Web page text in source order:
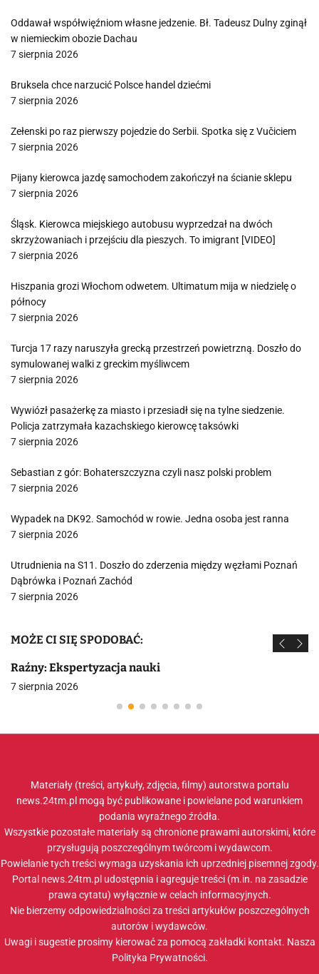
Oddawał współwięźniom własne jedzenie. Bł. Tadeusz Dulny zginął
w niemieckim obozie Dachau
7 sierpnia 2026
Bruksela chce narzucić Polsce handel dziećmi
7 sierpnia 2026
Zełenski po raz pierwszy pojedzie do Serbii. Spotka się z Vučiciem
7 sierpnia 2026
Pijany kierowca jazdę samochodem zakończył na ścianie sklepu
7 sierpnia 2026
Śląsk. Kierowca miejskiego autobusu wyprzedzał na dwóch
skrzyżowaniach i przejściu dla pieszych. To imigrant [VIDEO]
7 sierpnia 2026
Hiszpania grozi Włochom odwetem. Ultimatum mija w niedzielę o
północy
7 sierpnia 2026
Turcja 17 razy naruszyła grecką przestrzeń powietrzną. Doszło do
symulowanej walki z greckim myśliwcem
7 sierpnia 2026
Wywiózł pasażerkę za miasto i przesiadł się na tylne siedzenie.
Policja zatrzymała kazachskiego kierowcę taksówki
7 sierpnia 2026
Sebastian z gór: Bohaterszczyzna czyli nasz polski problem
7 sierpnia 2026
Wypadek na DK92. Samochód w rowie. Jedna osoba jest ranna
7 sierpnia 2026
Utrudnienia na S11. Doszło do zderzenia między węzłami Poznań
Dąbrówka i Poznań Zachód
7 sierpnia 2026
MOŻE CI SIĘ SPODOBAĆ:
Raźny: Ekspertyzacja nauki
7 sierpnia 2026
Materiały (treści, artykuły, zdjęcia, filmy) autorstwa portalu
news.24tm.pl mogą być publikowane i powielane pod warunkiem
podania wyraźnego źródła.
Wszystkie pozostałe materiały są chronione prawami autorskimi, które
przysługują poszczególnym twórcom i wydawcom.
Powielanie tych treści wymaga uzyskania ich uprzedniej pisemnej zgody.
Portal news.24tm.pl udostępnia i agreguje treści (m.in. na zasadzie
prawa cytatu) wyłącznie w celach informacyjnych.
Nie bierzemy odpowiedzialności za treści artykułów poszczególnych
autorów i wydawców.
Uwagi i sugestie prosimy kierować za pomocą zakładki kontakt. Nasza
Polityka Prywatności.